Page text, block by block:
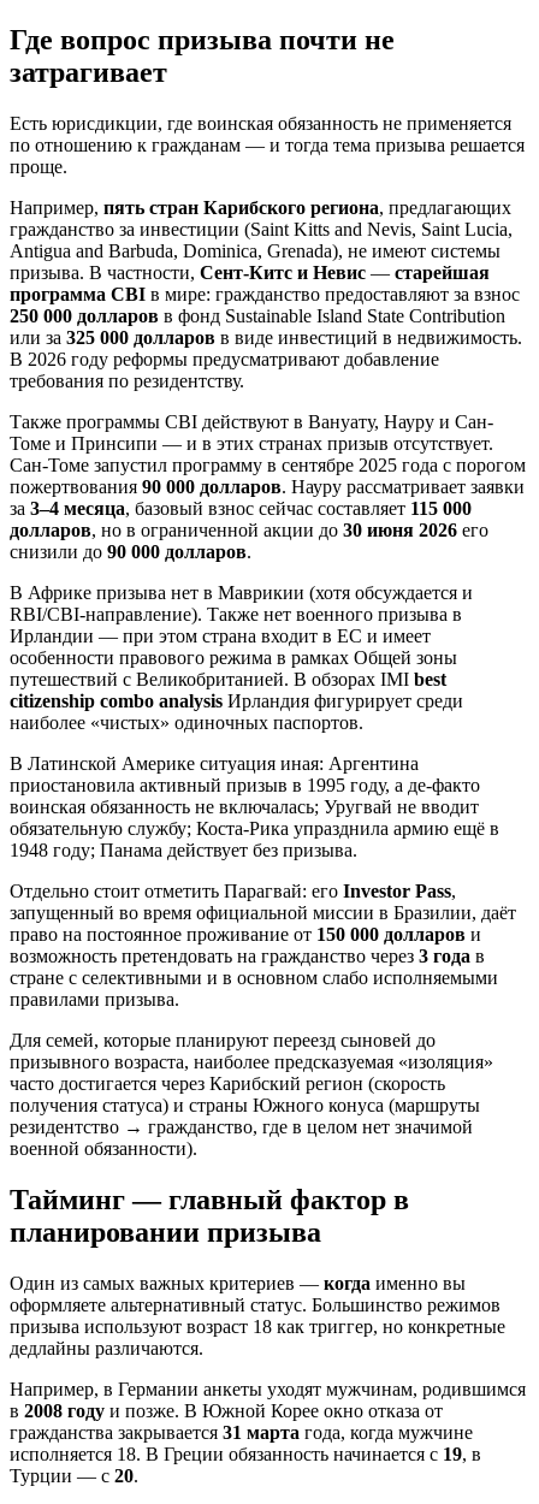
Где вопрос призыва почти не
затрагивает
Есть юрисдикции, где воинская обязанность не применяется
по отношению к гражданам — и тогда тема призыва решается
проще.
Например, пять стран Карибского региона, предлагающих
гражданство за инвестиции (Saint Kitts and Nevis, Saint Lucia,
Antigua and Barbuda, Dominica, Grenada), не имеют системы
призыва. В частности, Сент-Китс и Невис — старейшая
программа CBI в мире: гражданство предоставляют за взнос
250 000 долларов в фонд Sustainable Island State Contribution
или за 325 000 долларов в виде инвестиций в недвижимость.
В 2026 году реформы предусматривают добавление
требования по резидентству.
Также программы CBI действуют в Вануату, Науру и Сан-
Томе и Принсипи — и в этих странах призыв отсутствует.
Сан-Томе запустил программу в сентябре 2025 года с порогом
пожертвования 90 000 долларов. Науру рассматривает заявки
за 3–4 месяца, базовый взнос сейчас составляет 115 000
долларов, но в ограниченной акции до 30 июня 2026 его
снизили до 90 000 долларов.
В Африке призыва нет в Маврикии (хотя обсуждается и
RBI/CBI-направление). Также нет военного призыва в
Ирландии — при этом страна входит в ЕС и имеет
особенности правового режима в рамках Общей зоны
путешествий с Великобританией. В обзорах IMI best
citizenship combo analysis Ирландия фигурирует среди
наиболее «чистых» одиночных паспортов.
В Латинской Америке ситуация иная: Аргентина
приостановила активный призыв в 1995 году, а де-факто
воинская обязанность не включалась; Уругвай не вводит
обязательную службу; Коста-Рика упразднила армию ещё в
1948 году; Панама действует без призыва.
Отдельно стоит отметить Парагвай: его Investor Pass,
запущенный во время официальной миссии в Бразилии, даёт
право на постоянное проживание от 150 000 долларов и
возможность претендовать на гражданство через 3 года в
стране с селективными и в основном слабо исполняемыми
правилами призыва.
Для семей, которые планируют переезд сыновей до
призывного возраста, наиболее предсказуемая «изоляция»
часто достигается через Карибский регион (скорость
получения статуса) и страны Южного конуса (маршруты
резидентство → гражданство, где в целом нет значимой
военной обязанности).
Тайминг — главный фактор в
планировании призыва
Один из самых важных критериев — когда именно вы
оформляете альтернативный статус. Большинство режимов
призыва используют возраст 18 как триггер, но конкретные
дедлайны различаются.
Например, в Германии анкеты уходят мужчинам, родившимся
в 2008 году и позже. В Южной Корее окно отказа от
гражданства закрывается 31 марта года, когда мужчине
исполняется 18. В Греции обязанность начинается с 19, в
Турции — с 20.